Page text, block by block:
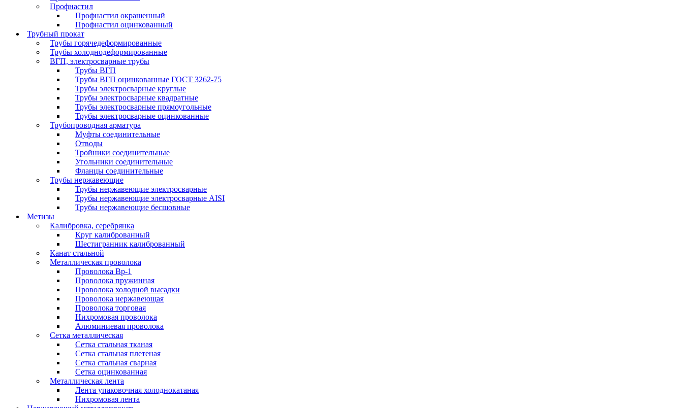
Профнастил
Профнастил окрашенный
Профнастил оцинкованный
Трубный прокат
Трубы горячедеформированные
Трубы холоднодеформированные
ВГП, электросварные трубы
Трубы ВГП
Трубы ВГП оцинкованные ГОСТ 3262-75
Трубы электросварные круглые
Трубы электросварные квадратные
Трубы электросварные прямоугольные
Трубы электросварные оцинкованные
Трубопроводная арматура
Муфты соединительные
Отводы
Тройники соединительные
Угольники соединительные
Фланцы соединительные
Трубы нержавеющие
Трубы нержавеющие электросварные
Трубы нержавеющие электросварные AISI
Трубы нержавеющие бесшовные
Метизы
Калибровка, серебрянка
Круг калиброванный
Шестигранник калиброванный
Канат стальной
Металлическая проволока
Проволока Вр-1
Проволока пружинная
Проволока холодной высадки
Проволока нержавеющая
Проволока торговая
Нихромовая проволока
Алюминиевая проволока
Сетка металлическая
Сетка стальная тканая
Сетка стальная плетеная
Сетка стальная сварная
Сетка оцинкованная
Металлическая лента
Лента упаковочная холоднокатаная
Нихромовая лента